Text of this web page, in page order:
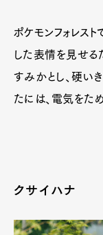
ポケモンフォレス
した表情を見せる
すみかとし、硬い
たには、電気をた
クサイハナ